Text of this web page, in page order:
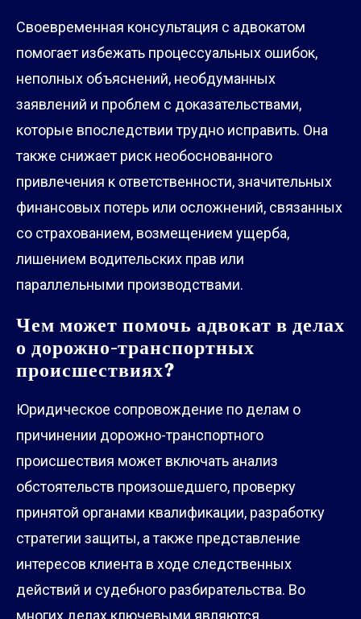
Своевременная консультация с адвокатом
помогает избежать процессуальных ошибок,
неполных объяснений, необдуманных
заявлений и проблем с доказательствами,
которые впоследствии трудно исправить. Она
также снижает риск необоснованного
привлечения к ответственности, значительных
финансовых потерь или осложнений, связанных
со страхованием, возмещением ущерба,
лишением водительских прав или
параллельными производствами.
Чем может помочь адвокат в делах
о дорожно-транспортных
происшествиях?
Юридическое сопровождение по делам о
причинении дорожно-транспортного
происшествия может включать анализ
обстоятельств произошедшего, проверку
принятой органами квалификации, разработку
стратегии защиты, а также представление
интересов клиента в ходе следственных
действий и судебного разбирательства. Во